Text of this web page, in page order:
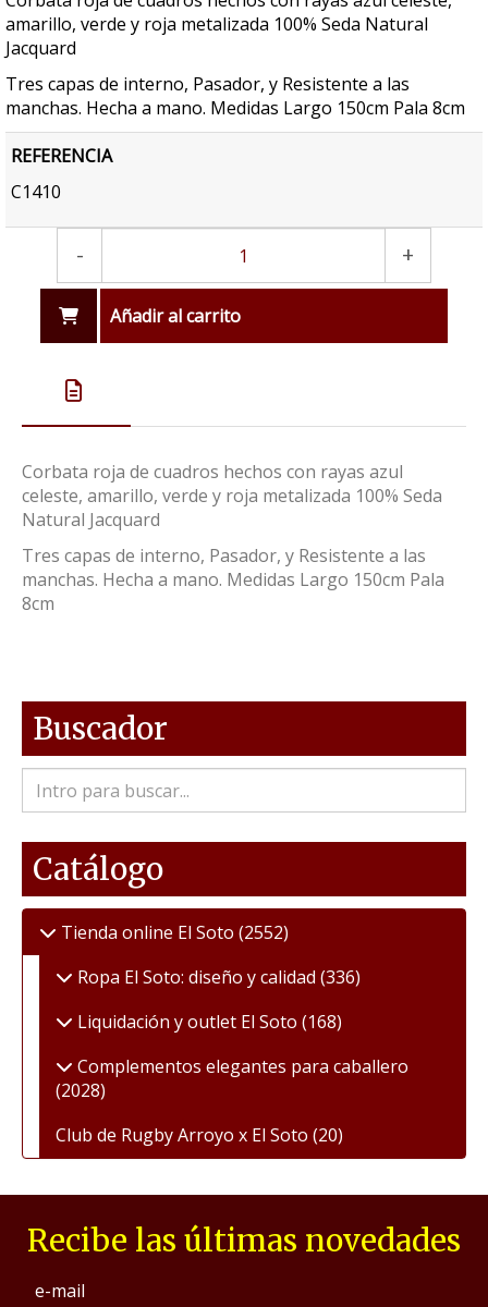
amarillo, verde y roja metalizada 100% Seda Natural
Jacquard
Tres capas de interno, Pasador, y Resistente a las
manchas. Hecha a mano. Medidas Largo 150cm Pala 8cm
REFERENCIA
C1410
- +
Añadir al carrito
Corbata roja de cuadros hechos con rayas azul
celeste, amarillo, verde y roja metalizada 100% Seda
Natural Jacquard
Tres capas de interno, Pasador, y Resistente a las
manchas. Hecha a mano. Medidas Largo 150cm Pala
8cm
Buscador
Catálogo
Tienda online El Soto (2552)
Ropa El Soto: diseño y calidad (336)
Liquidación y outlet El Soto (168)
Complementos elegantes para caballero
(2028)
Club de Rugby Arroyo x El Soto (20)
Recibe las últimas novedades